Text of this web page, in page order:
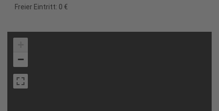
Freier Eintritt: 0 €
−